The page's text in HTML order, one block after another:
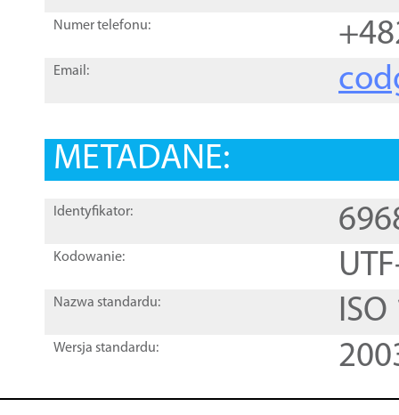
Numer telefonu:
Email:
METADANE:
Identyfikator:
Kodowanie:
Nazwa standardu:
Wersja standardu: